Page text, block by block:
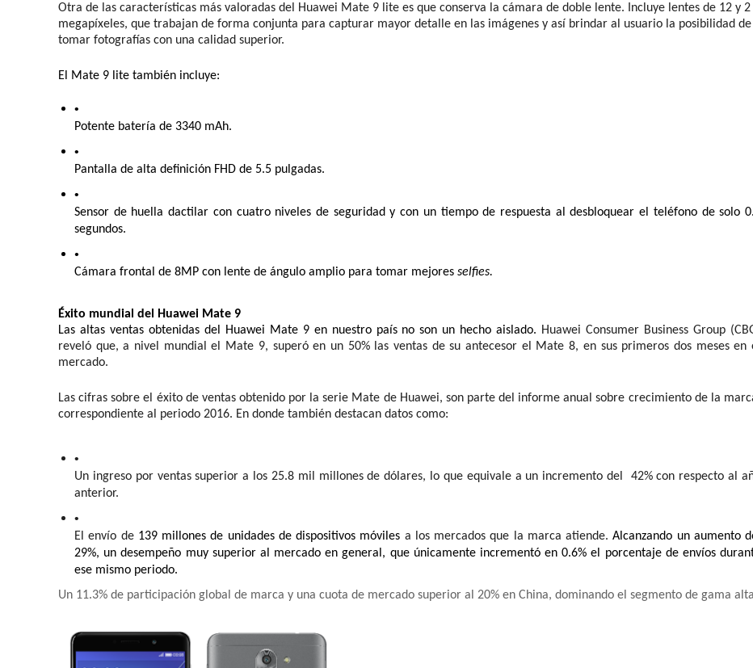
Otra de las características más valoradas del Huawei Mate 9 lite es que conserva la cámara de doble lente. Incluye lentes de 12 y 2
megapíxeles, que trabajan de forma conjunta para capturar mayor detalle en las imágenes y así brindar al usuario la posibilidad de
tomar fotografías con una calidad superior.
El Mate 9 lite también incluye:
Potente batería de 3340 mAh.
Pantalla de alta definición FHD de 5.5 pulgadas.
Sensor de huella dactilar con cuatro niveles de seguridad y con un tiempo de respuesta al desbloquear el teléfono de solo
segundos.
Cámara frontal de 8MP con lente de ángulo amplio para tomar mejores selfies.
Éxito mundial del Huawei Mate 9
Las altas ventas obtenidas del Huawei Mate 9 en nuestro país no son un hecho aislado. Huawei Consumer Business Group
reveló que, a nivel mundial el Mate 9, superó en un 50% las ventas de su antecesor el Mate 8, en sus primeros dos meses en
mercado.
Las cifras sobre el éxito de ventas obtenido por la serie Mate de Huawei, son parte del informe anual sobre crecimiento de la
correspondiente al periodo 2016. En donde también destacan datos como:
Un ingreso por ventas superior a los 25.8 mil millones de dólares, lo que equivale a un incremento del  42% con respecto al
anterior.
El envío de 139 millones de unidades de dispositivos móviles a los mercados que la marca atiende. Alcanzando un aumento
29%, un desempeño muy superior al mercado en general, que únicamente incrementó en 0.6% el porcentaje de envíos
ese mismo periodo.
Un 11.3% de participación global de marca y una cuota de mercado superior al 20% en China, dominando el segmento de gama alta